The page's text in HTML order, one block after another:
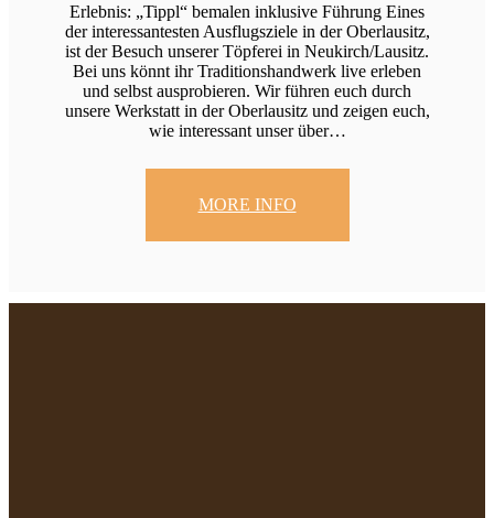
Erlebnis: „Tippl“ bemalen inklusive Führung Eines
der interessantesten Ausflugsziele in der Oberlausitz,
ist der Besuch unserer Töpferei in Neukirch/Lausitz.
Bei uns könnt ihr Traditionshandwerk live erleben
und selbst ausprobieren. Wir führen euch durch
unsere Werkstatt in der Oberlausitz und zeigen euch,
wie interessant unser über…
MORE INFO